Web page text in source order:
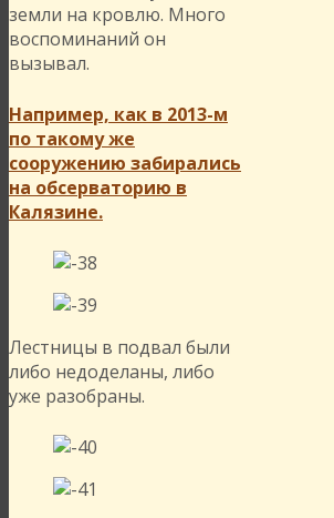
земли на кровлю. Много
воспоминаний он
вызывал.
Например, как в 2013-м
по такому же
сооружению забирались
на обсерваторию в
Калязине.
Лестницы в подвал были
либо недоделаны, либо
уже разобраны.